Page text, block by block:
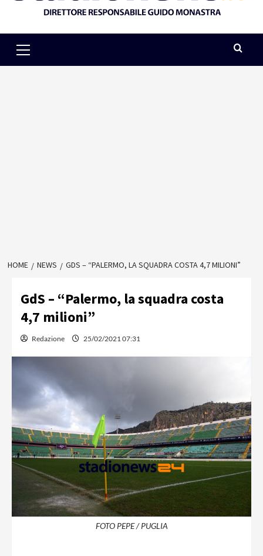
Menu
HOME NEWS GDS – “PALERMO, LA SQUADRA COSTA 4,7 MILIONI”
GdS – “Palermo, la squadra costa
4,7 milioni”
Redazione 25/02/2021 07:31
FOTO PEPE / PUGLIA